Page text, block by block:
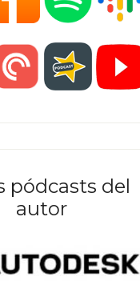
pódcasts del
autor